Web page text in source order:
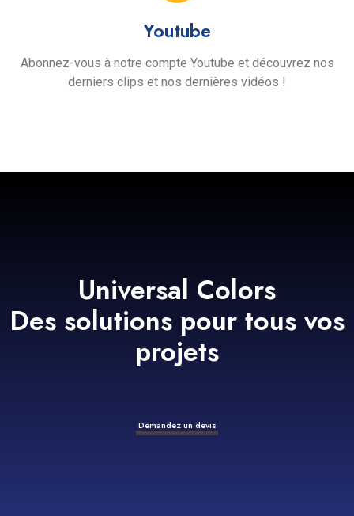
Youtube
Abonnez-vous à notre compte Youtube et découvrez nos
derniers clips et nos dernières vidéos !
Universal Colors
Des solutions pour tous vos
projets
Demandez un devis